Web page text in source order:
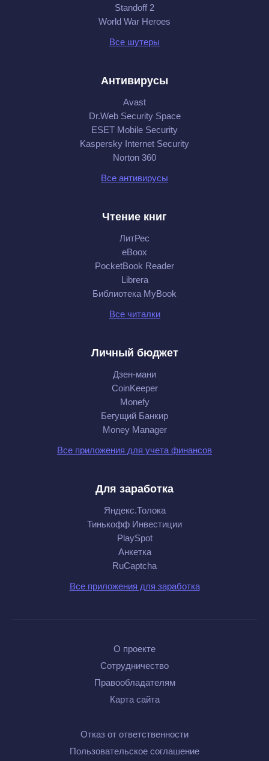
Standoff 2
World War Heroes
Все шутеры
Антивирусы
Avast
Dr.Web Security Space
ESET Mobile Security
Kaspersky Internet Security
Norton 360
Все антивирусы
Чтение книг
ЛитРес
eBoox
PocketBook Reader
Librera
Библиотека MyBook
Все читалки
Личный бюджет
Дзен-мани
CoinKeeper
Monefy
Бегущий Банкир
Money Manager
Все приложения для учета финансов
Для заработка
Яндекс.Толока
Тинькофф Инвестиции
PlaySpot
Анкетка
RuCaptcha
Все приложения для заработка
О проекте
Сотрудничество
Правообладателям
Карта сайта
Отказ от ответственности
Пользовательское соглашение